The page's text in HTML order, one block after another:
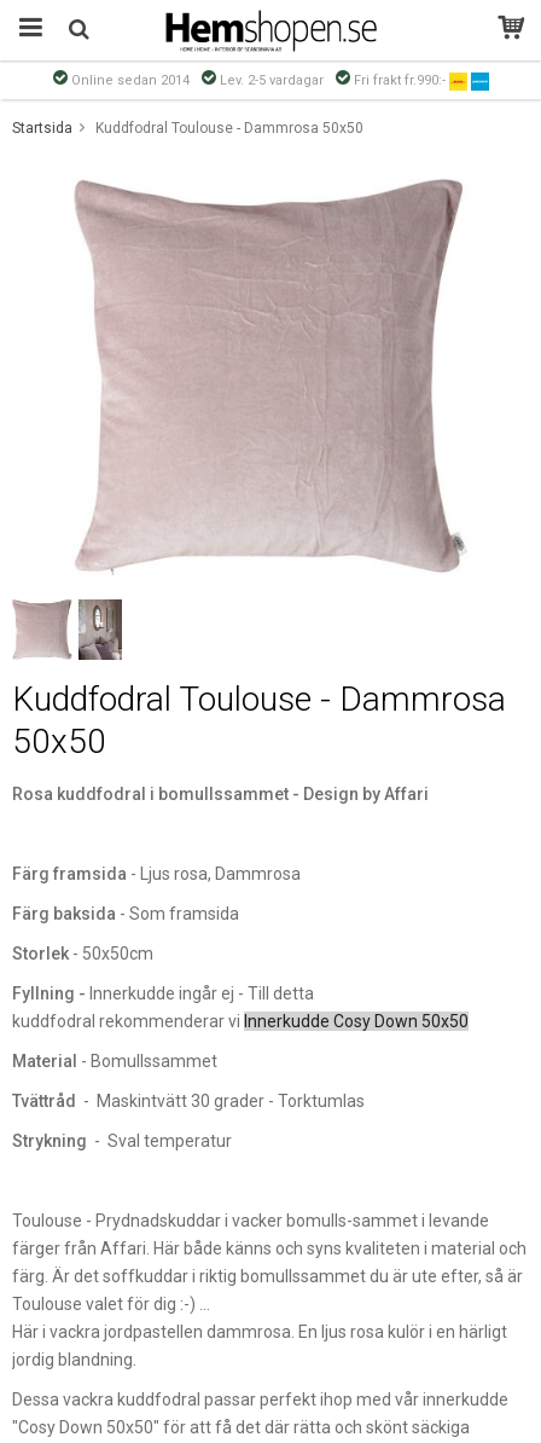
Online sedan 2014 Lev. 2-5 vardagar Fri frakt fr.990:-
Startsida Kuddfodral Toulouse - Dammrosa 50x50
Kuddfodral Toulouse - Dammrosa
50x50
Rosa kuddfodral i bomullssammet - Design by Affari
Färg framsida - Ljus rosa, Dammrosa
Färg baksida - Som framsida
Storlek - 50x50cm
Fyllning - Innerkudde ingår ej - Till detta
kuddfodral rekommenderar vi Innerkudde Cosy Down 50x50
Material - Bomullssammet
Tvättråd - Maskintvätt 30 grader - Torktumlas
Strykning - Sval temperatur
Toulouse - Prydnadskuddar i vacker bomulls-sammet i levande
färger från Affari. Här både känns och syns kvaliteten i material och
färg. Är det soffkuddar i riktig bomullssammet du är ute efter, så är
Toulouse valet för dig :-) ...
Här i vackra jordpastellen dammrosa. En ljus rosa kulör i en härligt
jordig blandning.
Dessa vackra kuddfodral passar perfekt ihop med vår innerkudde
"Cosy Down 50x50" för att få det där rätta och skönt säckiga